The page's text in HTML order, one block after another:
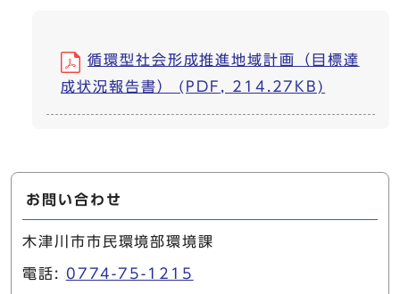
循環型社会形成推進地域計画（目標達
成状況報告書） (PDF, 214.27KB)
お問い合わせ
木津川市市民環境部環境課
電話: 0774-75-1215